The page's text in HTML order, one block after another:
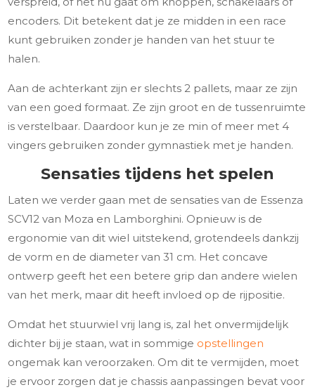
encoders. Dit betekent dat je ze midden in een race
kunt gebruiken zonder je handen van het stuur te
halen.
Aan de achterkant zijn er slechts 2 pallets, maar ze zijn
van een goed formaat. Ze zijn groot en de tussenruimte
is verstelbaar. Daardoor kun je ze min of meer met 4
vingers gebruiken zonder gymnastiek met je handen.
Sensaties tijdens het spelen
Laten we verder gaan met de sensaties van de Essenza
SCV12 van Moza en Lamborghini. Opnieuw is de
ergonomie van dit wiel uitstekend, grotendeels dankzij
de vorm en de diameter van 31 cm. Het concave
ontwerp geeft het een betere grip dan andere wielen
van het merk, maar dit heeft invloed op de rijpositie.
Omdat het stuurwiel vrij lang is, zal het onvermijdelijk
dichter bij je staan, wat in sommige opstellingen
ongemak kan veroorzaken. Om dit te vermijden, moet
je ervoor zorgen dat je chassis aanpassingen bevat voor